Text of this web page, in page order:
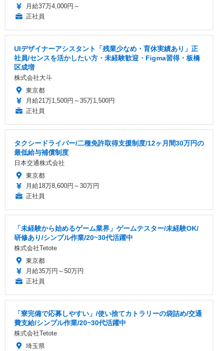
月給37万4,000円～
正社員
UIデザイナーアシスタント「残業少なめ・育休実績あり」正
社員/センスを活かしたい方・未経験歓迎・Figma習得・板橋
区成増
株式会社大斗
東京都
月給21万1,500円～35万1,500円
正社員
タクシードライバー/二種免許取得支援制度/12ヶ月間30万円の
最低給与補償制度
日本交通株式会社
東京都
月給18万8,600円～30万円
正社員
「未経験から始めるゲーム業界」ゲームテスター/未経験OK/
研修あり/シンプル作業/20~30代活躍中
株式会社Tetote
東京都
月給35万円～50万円
正社員
「寮完備で応募しやすい」/使い捨てカトラリーの袋詰め/交通
費支給/シンプル作業/20~30代活躍中
株式会社Tetote
埼玉県